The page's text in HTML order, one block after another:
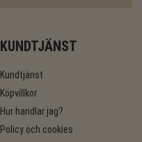
KUNDTJÄNST
Kundtjänst
Köpvillkor
Hur handlar jag?
Policy och cookies